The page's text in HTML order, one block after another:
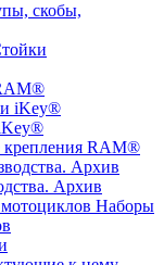
скобы,
крепления RAM®
Архив
Наборы